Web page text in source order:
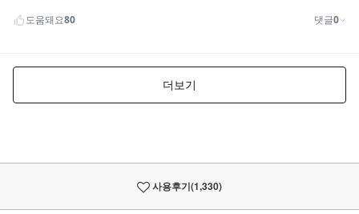
사용후기(1,330)